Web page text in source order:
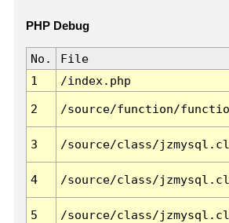
PHP Debug
No. File
1
/index.php
2 /source/function/
3 /source/class/
4 /source/class/
5 /source/class/